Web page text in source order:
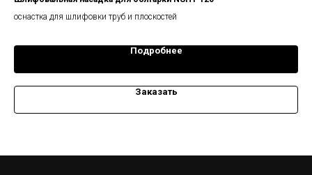
оснастка для шлифовки труб и плоскостей
Подробнее
Заказать